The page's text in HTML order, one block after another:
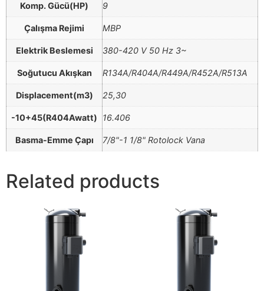
Komp. Gücü(HP) 9
Çalışma Rejimi MBP
Elektrik Beslemesi 380-420 V 50 Hz 3~
Soğutucu Akışkan R134A/R404A/R449A/R452A/R513A
Displacement(m3) 25,30
-10+45(R404Awatt) 16.406
Basma-Emme Çapı 7/8"-1 1/8" Rotolock Vana
Related products